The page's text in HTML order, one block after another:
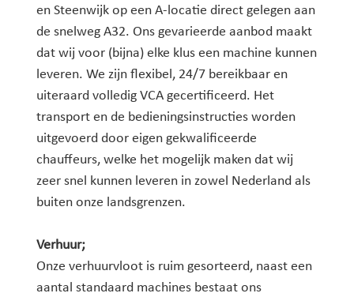
en Steenwijk op een A-locatie direct gelegen aan
de snelweg A32. Ons gevarieerde aanbod maakt
dat wij voor (bijna) elke klus een machine kunnen
leveren. We zijn flexibel, 24/7 bereikbaar en
uiteraard volledig VCA gecertificeerd. Het
transport en de bedieningsinstructies worden
uitgevoerd door eigen gekwalificeerde
chauffeurs, welke het mogelijk maken dat wij
zeer snel kunnen leveren in zowel Nederland als
buiten onze landsgrenzen.
Verhuur;
Onze verhuurvloot is ruim gesorteerd, naast een
aantal standaard machines bestaat ons